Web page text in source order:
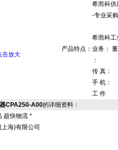
放大
产品特点：
希而科
-专业采
希而科工
业务： 董
：
传 真：
手 机：
工 作
CPA250-A00的详细资料：
超快物流 *
上海)有限公司